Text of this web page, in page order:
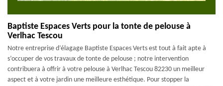
Baptiste Espaces Verts pour la tonte de pelouse à
Verlhac Tescou
Notre entreprise d’élagage Baptiste Espaces Verts est tout à fait apte à
s’occuper de vos travaux de tonte de pelouse ; notre intervention
contribuera à offrir à votre pelouse à Verlhac Tescou 82230 un meilleur
aspect et à votre jardin une meilleure esthétique. Pour stopper la